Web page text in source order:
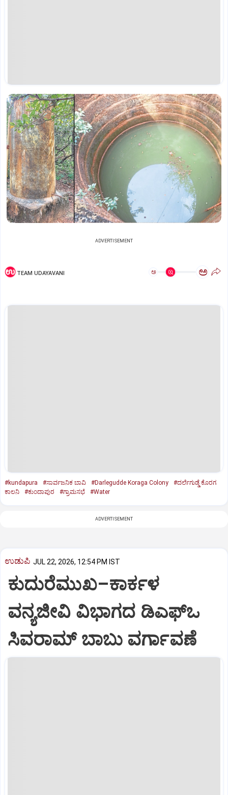
ADVERTISEMENT
TEAM UDAYAVANI ಅ ಅ
#kundapura #ಸಾರ್ವಜನಿಕ ಬಾವಿ #Darlegudde Koraga Colony
#ದರ್ಲೆಗುಡ್ಡೆ ಕೊರಗ
ಕಾಲನಿ
#ಕುಂದಾಪುರ #ಗ್ರಾಮಸಭೆ #Water
ADVERTISEMENT
ಉಡುಪಿ JUL 22, 2026, 12:54 PM IST
ಕುದುರೆಮುಖ–ಕಾರ್ಕಳ
ವನ್ಯಜೀವಿ ವಿಭಾಗದ ಡಿಎಫ್‌ಒ
ಸಿವರಾಮ್ ಬಾಬು ವರ್ಗಾವಣೆ